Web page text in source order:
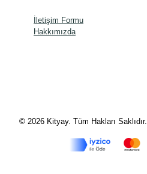
İletişim Formu
Hakkımızda
© 2026 Kityay. Tüm Hakları Saklıdır.